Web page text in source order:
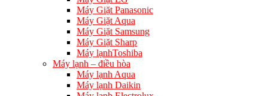
Máy Giặt Panasonic
Máy Giặt Aqua
Máy Giặt Samsung
Máy Giặt Sharp
Máy lạnhToshiba
Máy lạnh – điều hòa
Máy lạnh Aqua
Máy lạnh Daikin